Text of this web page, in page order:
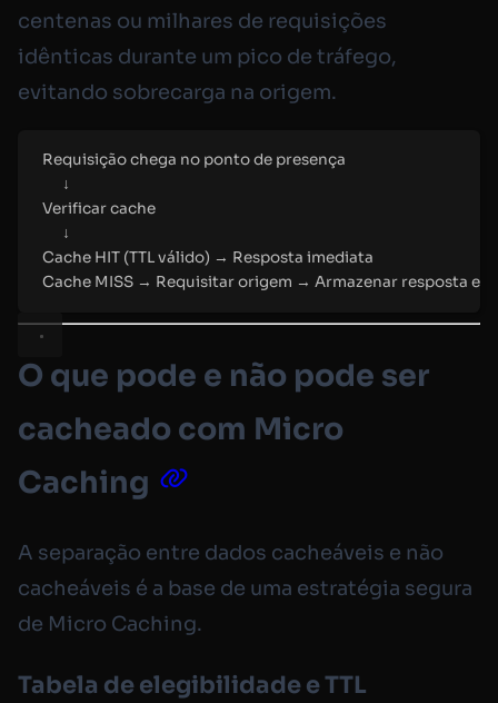
centenas ou milhares de requisições
idênticas durante um pico de tráfego,
evitando sobrecarga na origem.
Requisição chega no ponto de presença
↓
Verificar cache
↓
Cache HIT (TTL válido) → Resposta imediata
Cache MISS → Requisitar origem → Armazenar resposta em
O que pode e não pode ser
cacheado com Micro
Caching
A separação entre dados cacheáveis e não
cacheáveis é a base de uma estratégia segura
de Micro Caching.
Tabela de elegibilidade e TTL